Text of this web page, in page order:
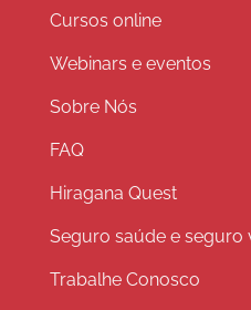
Cursos online
Webinars e eventos
Sobre Nós
FAQ
Hiragana Quest
Seguro saúde e seguro
Trabalhe Conosco